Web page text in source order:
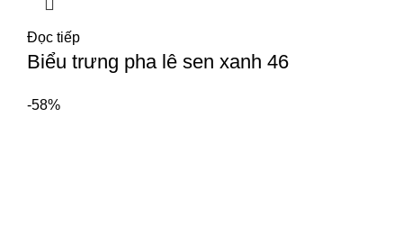
Đọc tiếp
Biểu trưng pha lê sen xanh 46
-58%